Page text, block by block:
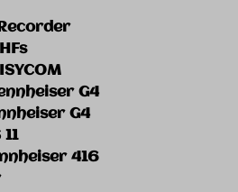
833 Recorder
4 HFs
60 WISYCOM
Sennheiser G4
Sennheiser G4
COS 11